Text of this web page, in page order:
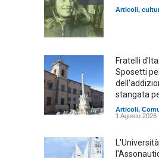
Articoli,
Fratelli
Sposetti
stangata
Articoli,
1 Agosto 2026